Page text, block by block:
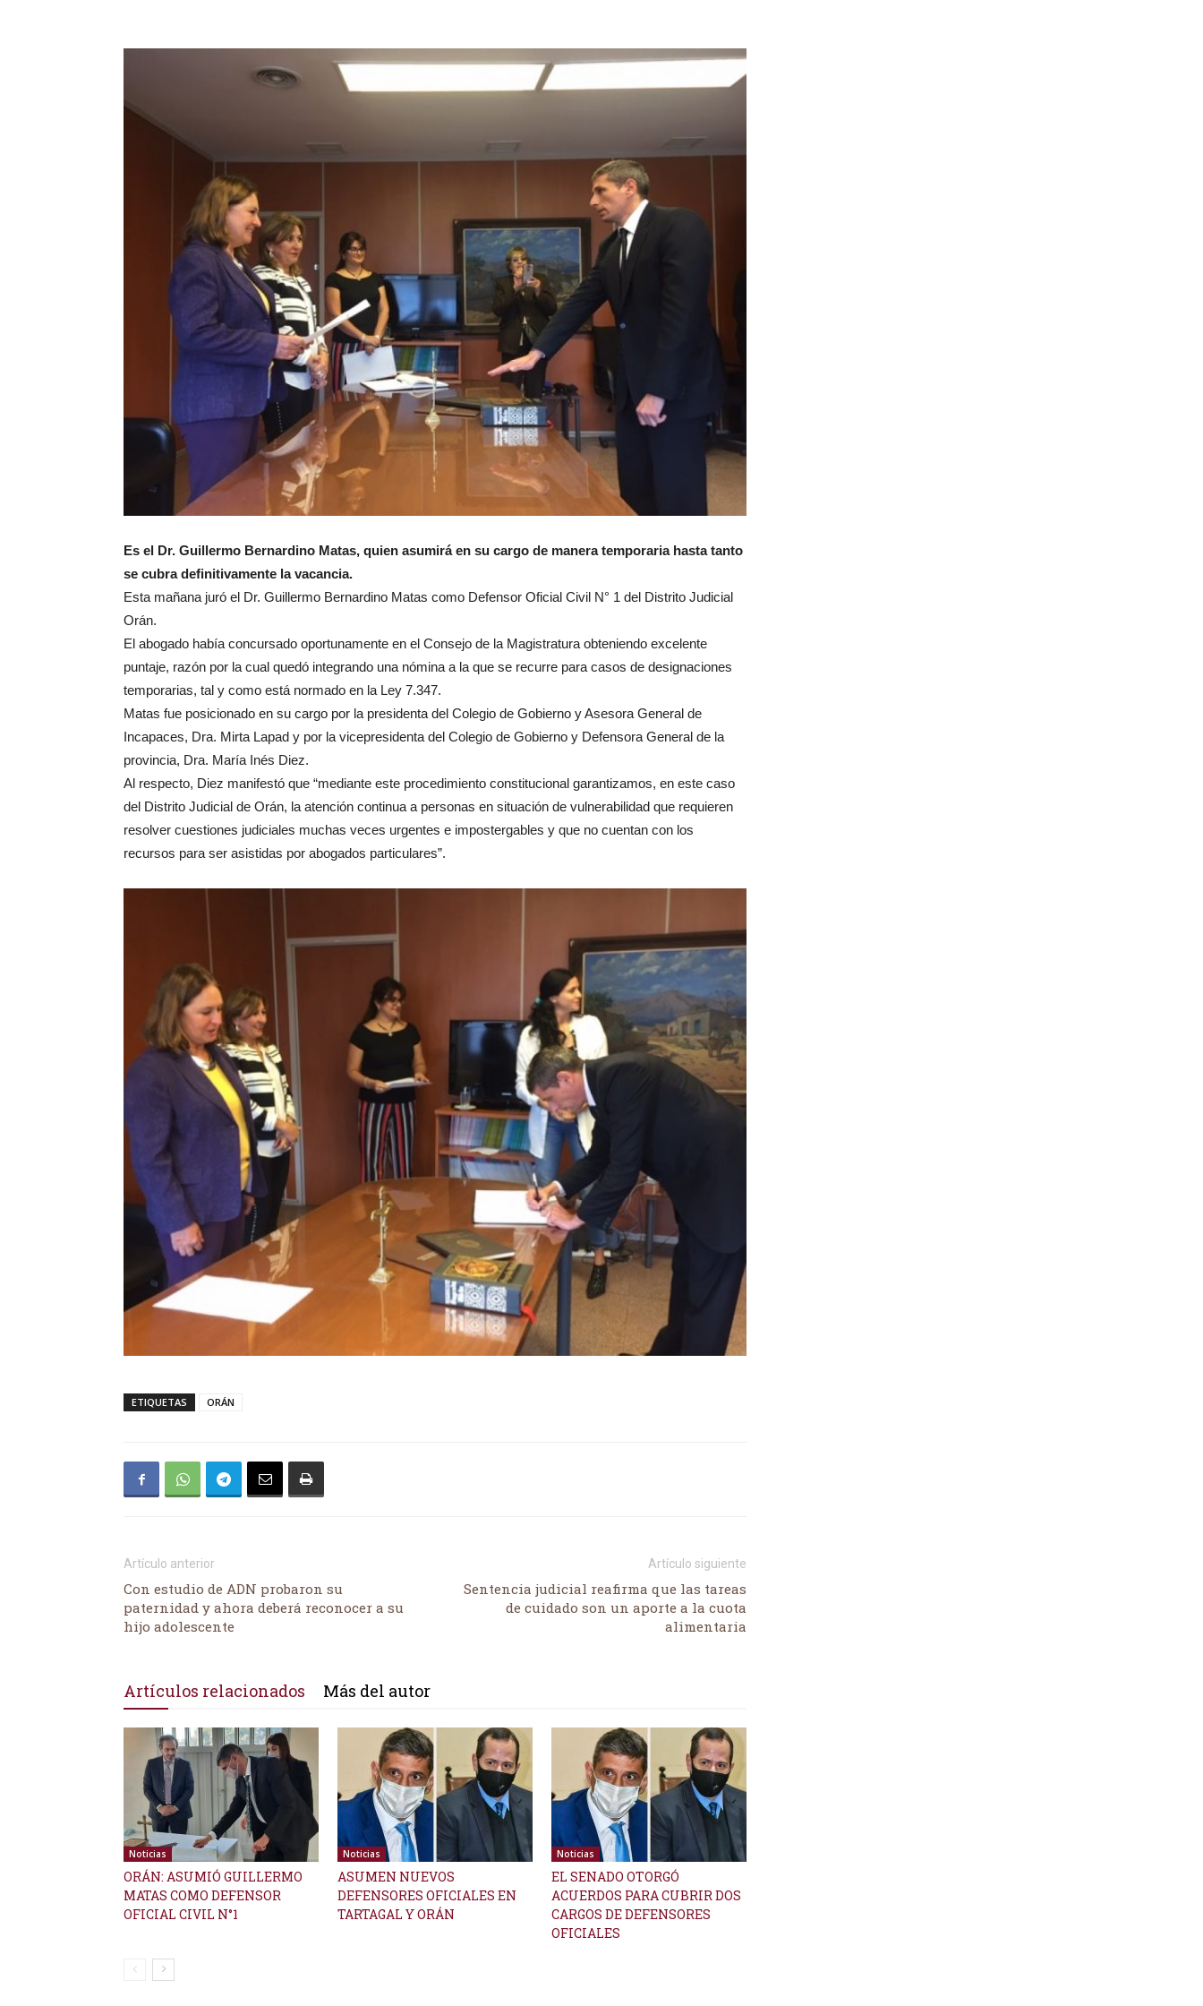
Público
de
Salta
Es el Dr. Guillermo Bernardino Matas, quien asumirá en su cargo de manera temporaria hasta tanto
se cubra definitivamente la vacancia.
Esta mañana juró el Dr. Guillermo Bernardino Matas como Defensor Oficial Civil N° 1 del Distrito Judicial
Orán.
El abogado había concursado oportunamente en el Consejo de la Magistratura obteniendo excelente
puntaje, razón por la cual quedó integrando una nómina a la que se recurre para casos de designaciones
temporarias, tal y como está normado en la Ley 7.347.
Matas fue posicionado en su cargo por la presidenta del Colegio de Gobierno y Asesora General de
Incapaces, Dra. Mirta Lapad y por la vicepresidenta del Colegio de Gobierno y Defensora General de la
provincia, Dra. María Inés Diez.
Al respecto, Diez manifestó que “mediante este procedimiento constitucional garantizamos, en este caso
del Distrito Judicial de Orán, la atención continua a personas en situación de vulnerabilidad que requieren
resolver cuestiones judiciales muchas veces urgentes e impostergables y que no cuentan con los
recursos para ser asistidas por abogados particulares”.
ETIQUETAS ORÁN
Artículo anterior
Con estudio de ADN probaron su
paternidad y ahora deberá reconocer a su
hijo adolescente
Artículo siguiente
Sentencia judicial reafirma que las tareas
de cuidado son un aporte a la cuota
alimentaria
Artículos relacionados Más del autor
Noticias
ORÁN: ASUMIÓ GUILLERMO
MATAS COMO DEFENSOR
OFICIAL CIVIL N°1
Noticias
ASUMEN NUEVOS
DEFENSORES OFICIALES EN
TARTAGAL Y ORÁN
Noticias
EL SENADO OTORGÓ
ACUERDOS PARA CUBRIR DOS
CARGOS DE DEFENSORES
OFICIALES